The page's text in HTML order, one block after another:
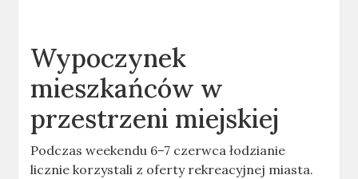
Wypoczynek
mieszkańców w
przestrzeni miejskiej
Podczas weekendu 6–7 czerwca łodzianie
licznie korzystali z oferty rekreacyjnej miasta.